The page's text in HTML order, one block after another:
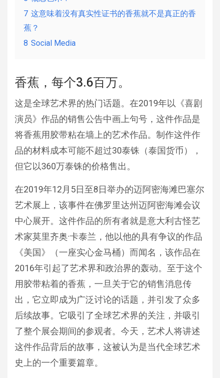
7 这意味着没有真实性证书的香蕉就不是真正的香
蕉？
8 Social Media
香蕉，每个3.6百万。
这是全球艺术界的热门话题。在2019年以《喜剧
演员》作品的销售公告中画上句号，这件作品是
将香蕉用胶带粘在墙上的艺术作品。制作这件作
品的材料成本可能不超过30泰铢（泰国货币），
但它以360万泰铢的价格售出。
在2019年12月5日至8日举办的迈阿密海滩巴塞尔
艺术展上，该事件在佛罗里达州迈阿密海滩会议
中心展开。这件作品的所有者就是意大利古怪艺
术家莫里齐奥·卡泰兰，他以他的具有争议的作品
《美国》（一座实心金马桶）而闻名，该作品在
2016年引起了艺术界和政治界的轰动。至于这个
用胶带粘着的香蕉，一旦关于它的销售消息传
出，它立即成为广泛讨论的话题，并引发了众多
后续故事。它吸引了全球艺术界的关注，并吸引
了整个展会期间的参观者。今天，艺术人将讲述
这件作品背后的故事，这被认为是当代全球艺术
史上的一个重要篇章。